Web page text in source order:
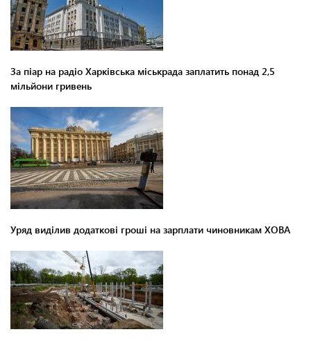
За піар на радіо Харківська міськрада заплатить понад 2,5
мільйони гривень
Уряд виділив додаткові гроші на зарплати чиновникам ХОВА